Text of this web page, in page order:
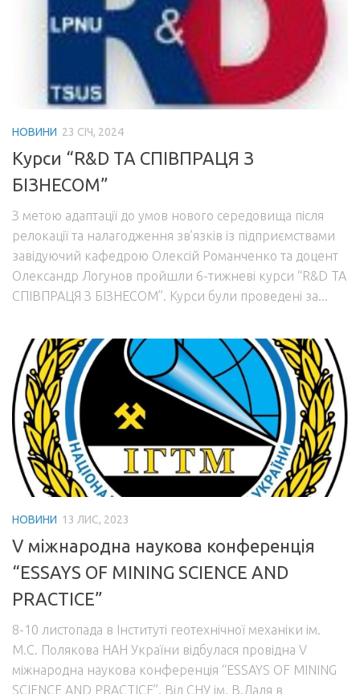
НОВИНИ 23 СІЧ, 2024
Kурси “R&D ТА СПІВПРАЦЯ З
БІЗНЕСОМ”
З метою адаптації до умов нового середовища після
релокації та налагодження зв’язків із підприємствами
завідуючий кафедрою Олексій Романченко та доцент
Олександр Логунов пройшли 6-тижневі курси “R&D ТА
СПІВПРАЦЯ З БІЗНЕСОМ”. Курси були проведені за...
НОВИНИ 13 ЛИС, 2023
V міжнародна наукова конференція
“ESSAYS OF MINING SCIENCE AND
PRACTICE”
8-10 листопада в Інституті геотехнічної механіки ім.
М.С. Полякова НАН України відбулася провідна V
міжнародна наукова конференція “ESSAYS OF MINING
SCIENCE AND PRACTICE”. Від СНУ ім. В.Даля в